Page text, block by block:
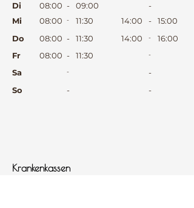
Di
08:00 - 09:00
-
Mi
08:00 - 11:30 14:00 -
15:00
Do
08:00 - 11:30 14:00 -
16:00
Fr
08:00 - 11:30 -
Sa -
-
So
-
-
Krankenkassen